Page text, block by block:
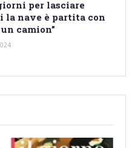
per lasciare
la nave è partita con
camion”